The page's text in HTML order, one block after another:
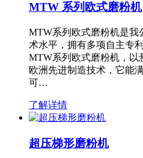
MTW 系列欧式磨粉机
MTW系列欧式磨粉机是我
术水平，拥有多项自主专
MTW系列欧式磨粉机，以
欧洲先进制造技术，它能
可…
了解详情
超压梯形磨粉机